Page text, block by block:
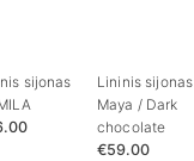
sijonas
Lininis sijonas
Maya / Dark
chocolate
€59.00